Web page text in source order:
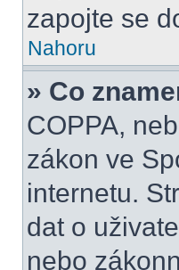
zapojte se
Nahoru
» Co
COPPA,
zákon ve
internetu.
dat o
nebo